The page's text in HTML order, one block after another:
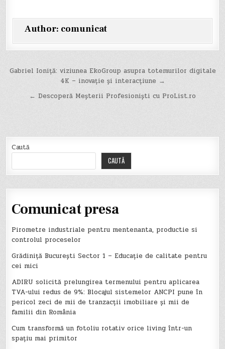
Author: comunicat
Navigare
articole
Gabriel Ioniță: viziunea EkoGroup asupra totemurilor digitale
4K – inovație și interacțiune →
← Descoperă Meșterii Profesioniști cu ProList.ro
Caută
CAUTĂ
Comunicat presa
Pirometre industriale pentru mentenanta, productie si
controlul proceselor
Grădiniță București Sector 1 – Educație de calitate pentru
cei mici
ADIRU solicită prelungirea termenului pentru aplicarea
TVA-ului redus de 9%: Blocajul sistemelor ANCPI pune în
pericol zeci de mii de tranzacții imobiliare și mii de
familii din România
Cum transformă un fotoliu rotativ orice living într-un
spațiu mai primitor